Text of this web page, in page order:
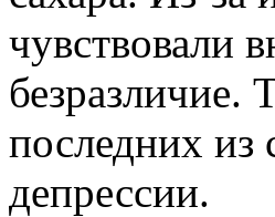
чувствовали
безразличие.
последних
депрессии.